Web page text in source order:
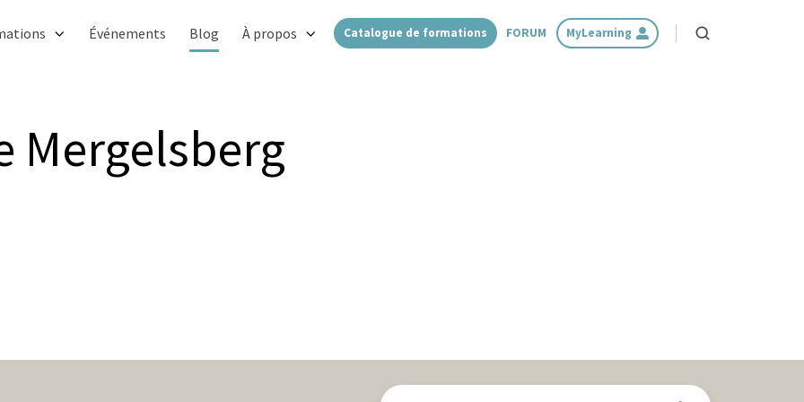
Événements Blog À propos Catalogue de formations FORUM MyLearning
Mergelsberg